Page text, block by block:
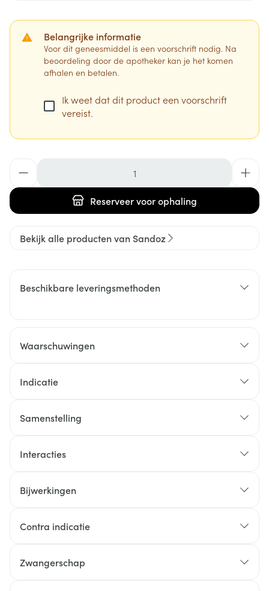
Belangrijke informatie
Voor dit geneesmiddel is een voorschrift nodig. Na
beoordeling door de apotheker kan je het komen
afhalen en betalen.
Ik weet dat dit product een voorschrift
vereist.
Reserveervoor ophaling
Bekijk alle producten van Sandoz
Beschikbare leveringsmethoden
Waarschuwingen
Indicatie
Samenstelling
Interacties
Bijwerkingen
Contra indicatie
Zwangerschap